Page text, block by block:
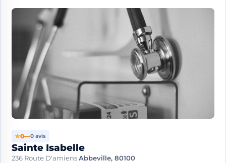
★0—0 avis
Sainte Isabelle
236 Route D'amiens Abbeville, 80100